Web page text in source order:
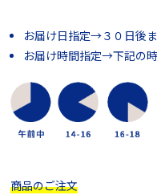
お届け日指定→３０日後
お届け時間指定→下記の
商品のご注文